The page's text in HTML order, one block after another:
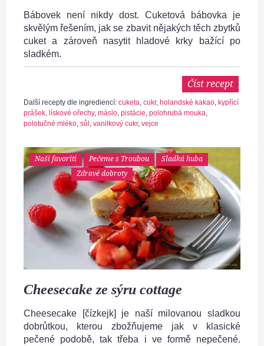
Bábovek není nikdy dost. Cuketová bábovka je
skvělým řešením, jak se zbavit nějakých těch zbytků
cuket a zároveň nasytit hladové krky bažící po
sladkém.
Číst recept
Další recepty dle ingrediencí: cuketa, cukr, holandské kakao, kypřící
prášek, lískové ořechy, máslo, pistácie, polohrubá mouka,
polotučné mléko, sůl , vanilkový cukr, vejce
Naši favoriti Pečeme s Troubou
Sladká huba
Zdravé dobroty
Cheesecake ze sýru cottage
Cheesecake [čízkejk] je naší milovanou sladkou
dobrůtkou, kterou zbožňujeme jak v klasické
pečené podobě, tak třeba i ve formě nepečené.